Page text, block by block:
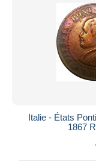
Italie - États
1867